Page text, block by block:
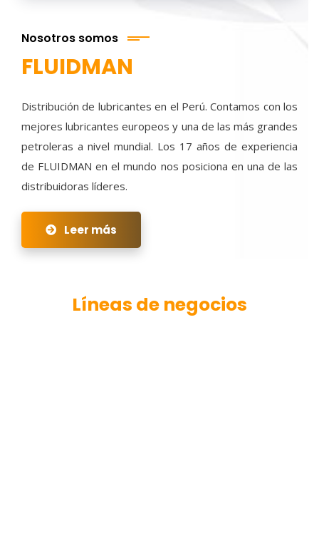
Nosotros somos
FLUIDMAN
Distribución de lubricantes en el Perú. Contamos con los
mejores lubricantes europeos y una de las más grandes
petroleras a nivel mundial. Los 17 años de experiencia
de FLUIDMAN en el mundo nos posiciona en una de las
distribuidoras líderes.
Leer más
Líneas de negocios